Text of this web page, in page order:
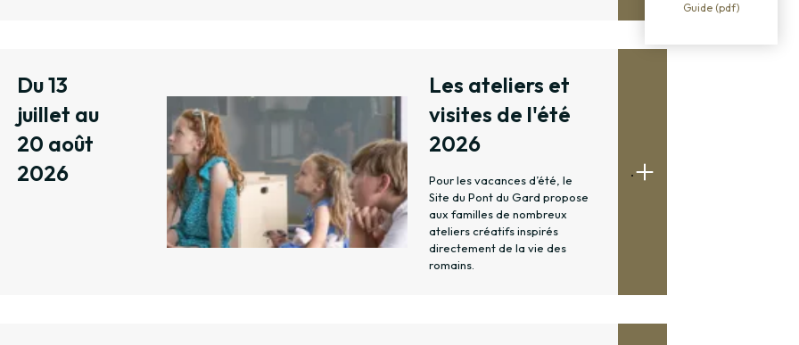
Du 13
juillet au
20 août
2026
Les ateliers et
visites de l'été
2026
Pour les vacances d’été, le
Site du Pont du Gard propose
aux familles de nombreux
ateliers créatifs inspirés
directement de la vie des
romains.
.
Guide (pdf)